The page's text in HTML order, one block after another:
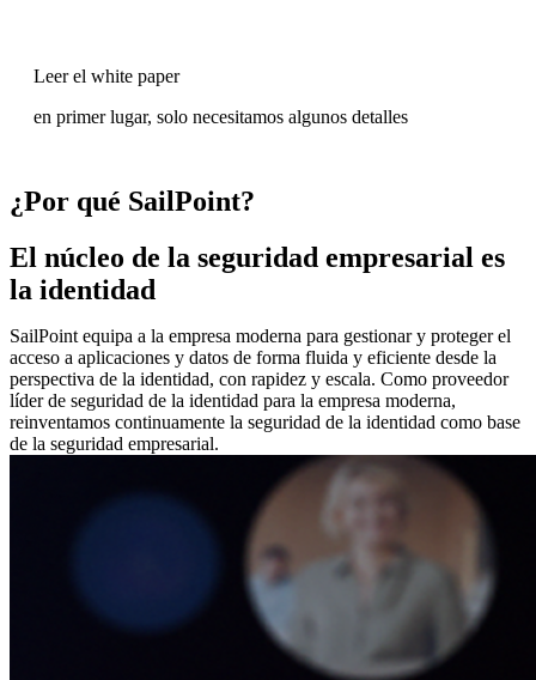
Leer el white paper
en primer lugar, solo necesitamos algunos detalles
¿Por qué SailPoint?
El núcleo de la seguridad empresarial es
la identidad
SailPoint equipa a la empresa moderna para gestionar y proteger el
acceso a aplicaciones y datos de forma fluida y eficiente desde la
perspectiva de la identidad, con rapidez y escala. Como proveedor
líder de seguridad de la identidad para la empresa moderna,
reinventamos continuamente la seguridad de la identidad como base
de la seguridad empresarial.